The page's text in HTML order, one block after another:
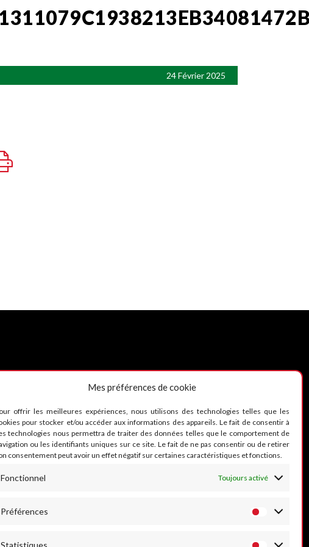
Mes préférences de cookie
offrir les meilleures expériences, nous utilisons des technologies telles que les
pour stocker et/ou accéder aux informations des appareils. Le fait de consentir à
technologies nous permettra de traiter des données telles que le comportement de
ou les identifiants uniques sur ce site. Le fait de ne pas consentir ou de retirer
consentement peut avoir un effet négatif sur certaines caractéristiques et fonctions.
Fonctionnel Toujours activé
Préférences
Statistiques
24 Février 2025